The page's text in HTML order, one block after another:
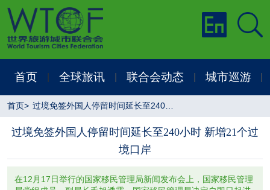
首页 全球旅讯 联合会动态 城市巡游
首页> 过境免签外国人停留时间延长至240小时 新增21个过境口岸
过境免签外国人停留时间延长至240小时 新增21个过
境口岸
在12月17日举行的国家移民管理局新闻发布会上，国家移民管理